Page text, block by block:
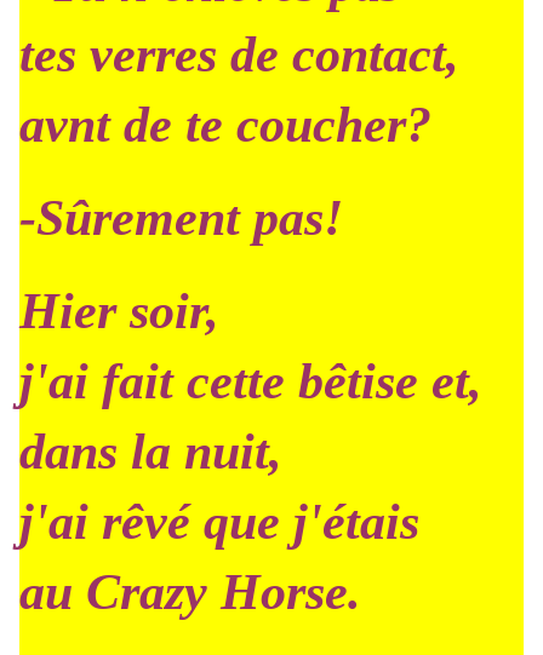
tes verres de contact,
avnt de te coucher?
-Sûrement pas!
Hier soir,
j'ai fait cette bêtise et,
dans la nuit,
j'ai rêvé que j'étais
au Crazy Horse.